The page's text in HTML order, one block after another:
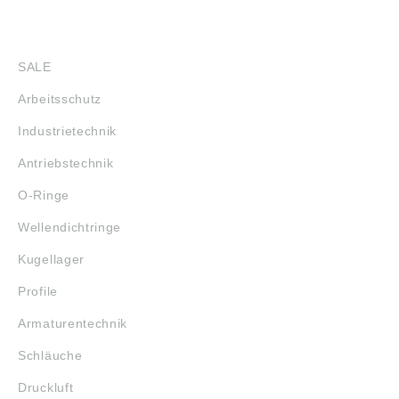
SALE
Arbeitsschutz
Industrietechnik
Antriebstechnik
O-Ringe
Wellendichtringe
Kugellager
Profile
Armaturentechnik
Schläuche
Druckluft